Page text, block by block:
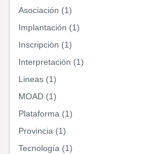
Asociación (1)
Implantación (1)
Inscripción (1)
Interpretación (1)
Lineas (1)
MOAD (1)
Plataforma (1)
Provincia (1)
Tecnología (1)